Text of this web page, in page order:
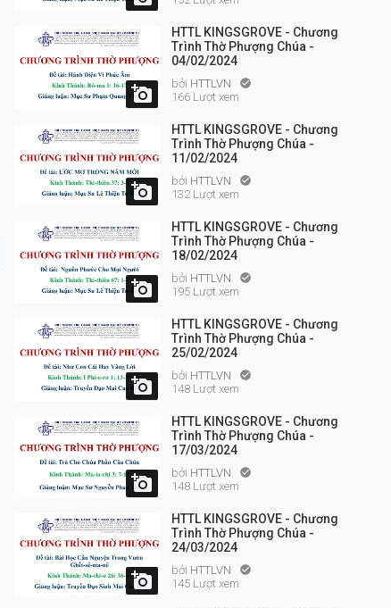

HTTL KINGSGROVE - Chương
Trình Thờ Phượng Chúa -
04/02/2024
bởi HTTLVN 
166 Lượt xem

HTTL KINGSGROVE - Chương
Trình Thờ Phượng Chúa -
11/02/2024
bởi HTTLVN 
132 Lượt xem

HTTL KINGSGROVE - Chương
Trình Thờ Phượng Chúa -
18/02/2024
bởi HTTLVN 
195 Lượt xem

HTTL KINGSGROVE - Chương
Trình Thờ Phượng Chúa -
25/02/2024
bởi HTTLVN 
148 Lượt xem

HTTL KINGSGROVE - Chương
Trình Thờ Phượng Chúa -
17/03/2024
bởi HTTLVN 
148 Lượt xem

HTTL KINGSGROVE - Chương
Trình Thờ Phượng Chúa -
24/03/2024
bởi HTTLVN 
145 Lượt xem